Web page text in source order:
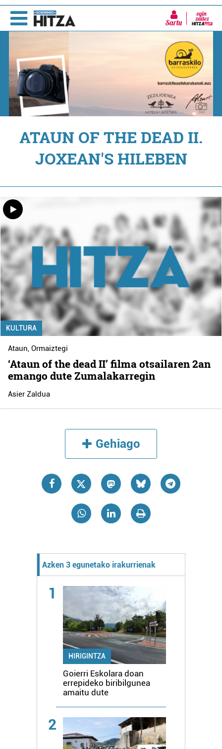
Sartu
ATAUN OF THE DEAD II.
JOXEAN'S HILEBEN
KULTURA
Ataun,Ormaiztegi
‘Ataun of the dead II’ filma otsailaren 2an
emango dute Zumalakarregin
Asier Zaldua
Gehiago
Azken 3 egunetako irakurrienak
1
HIRIGINTZA
Goierri Eskolara doan
errepideko biribilgunea
amaitu dute
2